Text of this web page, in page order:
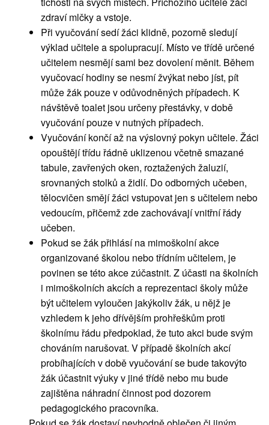
zdraví mlčky a vstoje.
Při vyučování sedí žáci klidně, pozorně sledují
výklad učitele a spolupracují. Místo ve třídě určené
učitelem nesmějí sami bez dovolení měnit. Během
vyučovací hodiny se nesmí žvýkat nebo jíst, pít
může žák pouze v odůvodněných případech. K
návštěvě toalet jsou určeny přestávky, v době
vyučování pouze v nutných případech.
Vyučování končí až na výslovný pokyn učitele. Žáci
opouštějí třídu řádně uklizenou včetně smazané
tabule, zavřených oken, roztažených žaluzií,
srovnaných stolků a židlí. Do odborných učeben,
tělocvičen smějí žáci vstupovat jen s učitelem nebo
vedoucím, přičemž zde zachovávají vnitřní řády
učeben.
Pokud se žák přihlásí na mimoškolní akce
organizované školou nebo třídním učitelem, je
povinen se této akce zúčastnit. Z účasti na školních
i mimoškolních akcích a reprezentaci školy může
být učitelem vyloučen jakýkoliv žák, u nějž je
vzhledem k jeho dřívějším prohřeškům proti
školnímu řádu předpoklad, že tuto akci bude svým
chováním narušovat. V případě školních akcí
probíhajících v době vyučování se bude takovýto
žák účastnit výuky v jiné třídě nebo mu bude
zajištěna náhradní činnost pod dozorem
pedagogického pracovníka.